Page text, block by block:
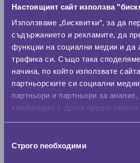
Настоящият сайт използва
Използваме „бисквитки“, за да
съдържанието и рекламите, да
функции на социални медии и да
трафика си. Също така
начина, по който използвате
партньорските си социални
партньори и партньори за
комбинират с друга
наСтрого nеобходими